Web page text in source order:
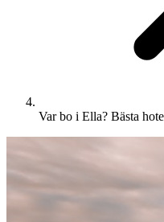
Var bo i Ella? Bästa